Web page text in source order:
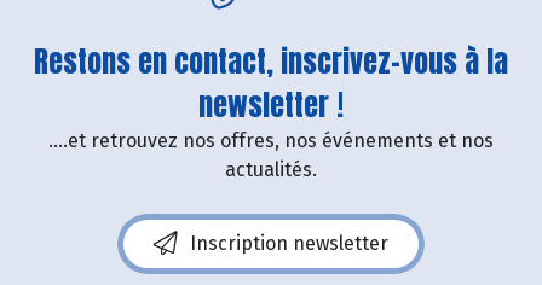
Restons en contact, inscrivez-vous à la
newsletter !
....et retrouvez nos offres, nos événements et nos
actualités.
Inscription newsletter